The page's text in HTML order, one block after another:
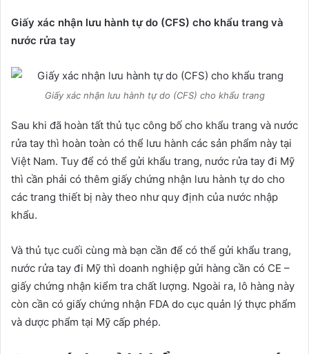
Giấy xác nhận lưu hành tự do (CFS) cho khẩu trang và
nước rửa tay
Giấy xác nhận lưu hành tự do (CFS) cho khẩu trang
Sau khi đã hoàn tất thủ tục công bố cho khẩu trang và nước
rửa tay thì hoàn toàn có thể lưu hành các sản phẩm này tại
Việt Nam. Tuy để có thể gửi khẩu trang, nước rửa tay đi Mỹ
thì cần phải có thêm giấy chứng nhận lưu hành tự do cho
các trang thiết bị này theo như quy định của nước nhập
khẩu.
Và thủ tục cuối cùng mà bạn cần để có thể gửi khẩu trang,
nước rửa tay đi Mỹ thì doanh nghiệp gửi hàng cần có CE –
giấy chứng nhận kiểm tra chất lượng. Ngoài ra, lô hàng này
còn cần có giấy chứng nhận FDA do cục quản lý thực phẩm
và dược phẩm tại Mỹ cấp phép.